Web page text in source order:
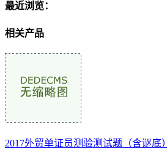
最近浏览：
相关产品
2017外贸单证员测验测试题（含谜底）